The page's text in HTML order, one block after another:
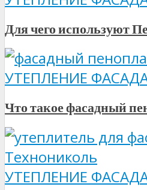
Для чего используют
УТЕПЛЕНИЕ
Что такое фасадный
УТЕПЛЕНИЕ